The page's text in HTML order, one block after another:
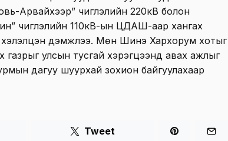
Арвайхээр” чиглэлийн 220кВ болон
чиглэлийн 110кВ-ын ЦДАШ-аар хангах
хэлэлцэн дэмжлээ. Мөн Шинэ Хархорум хотыг
газрыг улсын тусгай хэрэгцээнд авах ажлыг
дагуу шуурхай зохион байгуулахаар
Tweet